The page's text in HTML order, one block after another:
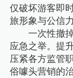
仅破坏游客即
旅形象与公信力
一次性撤
应急之举。提
压紧各方监管
俗噱头营销的